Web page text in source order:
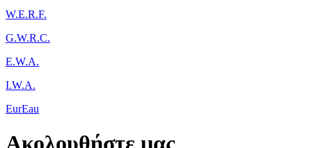
W.E.R.F.
G.W.R.C.
E.W.A.
I.W.A.
EurEau